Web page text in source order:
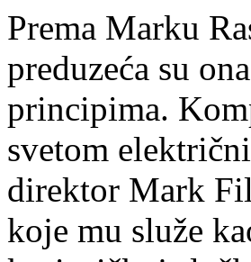
Prema Marku
preduzeća su
principima.
svetom
direktor Mark
koje mu služe